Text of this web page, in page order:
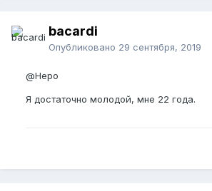
bacardi
Опубликовано 29 сентября, 2019
@Неро
Я достаточно молодой, мне 22 года.